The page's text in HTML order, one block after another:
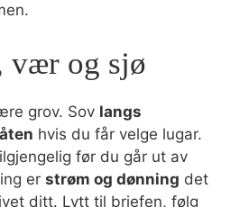
vær og sjø
grov. Sov langs
hvis du får velge lugar.
før du går ut av
er strøm og dønning det
ditt. Lytt til briefen, følg